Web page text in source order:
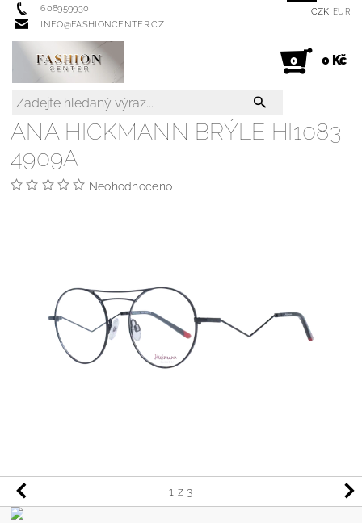
608959930
INFO@FASHIONCENTER.CZ
CZK EUR
0 0 Kč
1 z 3
ANA HICKMANN BRÝLE HI1083
4909A
Neohodnoceno